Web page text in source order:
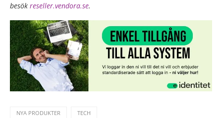
besök reseller.vendora.se.
NYA PRODUKTER TECH